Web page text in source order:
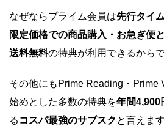
なぜならプライム会員は先行タイ
限定価格での商品購入・お急ぎ便
送料無料の特典が利用できるからで
その他にもPrime Reading・Prime
始めとした多数の特典を年間4,900
る コスパ最強のサブスク と言えます